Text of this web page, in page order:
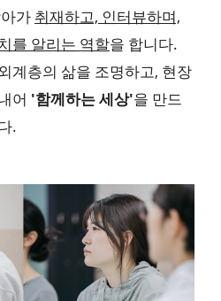
가 취재하고, 인터뷰하며,
를 알리는 역할을 합니다.
계층의 삶을 조명하고, 현장
어 '함께하는 세상'을 만드
.